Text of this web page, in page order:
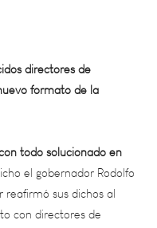
formato de la
solucionado en
el gobernador Rodolfo
sus dichos al
directores de
buscar, que